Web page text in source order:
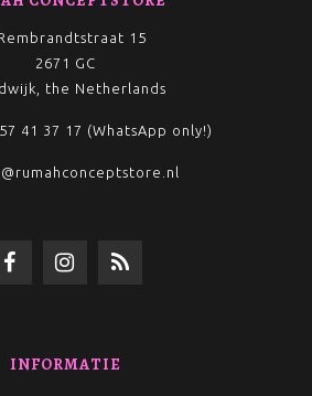
15
2671 GC
the Netherlands
41 37 17 (WhatsApp only!)
INFORMATIE